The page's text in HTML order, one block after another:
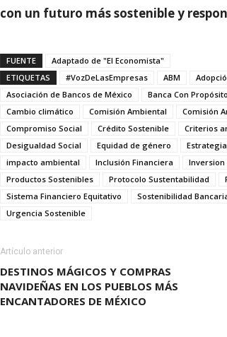
con un futuro más sostenible y
FUENTE
Adaptado de "El Economista"
ETIQUETAS
#VozDeLasEmpresas ABM
Asociación de Bancos de México
Banca Con Propósito
Cambio climático
Comisión Ambiental Comisión
Compromiso Social
Crédito Sostenible Criterios
Desigualdad Social
Equidad de género
impacto ambiental
Inclusión Financiera Inversion
Productos Sostenibles
Protocolo Sustentabilidad
Sistema Financiero Equitativo
Sostenibilidad
Urgencia Sostenible
Artículo anterior
DESTINOS MÁGICOS Y COMPRAS
NAVIDEÑAS EN LOS PUEBLOS MÁS
ENCANTADORES DE MÉXICO